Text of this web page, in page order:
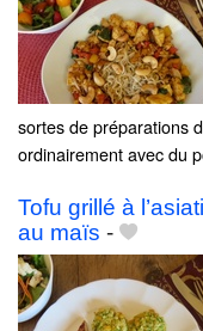
sortes de préparations
ordinairement avec du
Tofu grillé à
au maïs -